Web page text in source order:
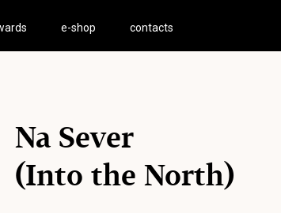
e-shop contacts
Na Sever
(Into the North)